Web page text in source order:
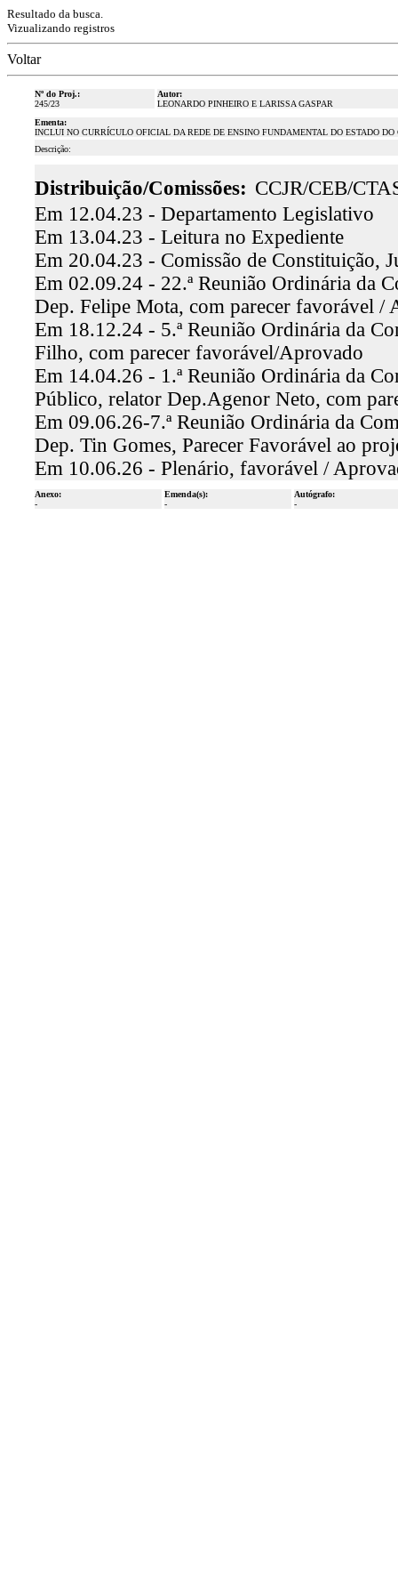
Resultado da busca.
Vizualizando registros
Voltar
Nº do Proj.:
245/23
Autor:
LEONARDO PINHEIRO E LARISSA GASPAR
Ementa:
INCLUI NO CURRÍCULO OFICIAL DA REDE DE ENSINO FUNDAMENTAL DO ESTADO
Descrição:
Distribuição/Comissões: CCJR/CEB/
Em 12.04.23 - Departamento Legislativo
Em 13.04.23 - Leitura no Expediente
Em 20.04.23 - Comissão de Constituição,
Em 02.09.24 - 22.ª Reunião Ordinária da
Dep. Felipe Mota, com parecer favorável /
Em 18.12.24 - 5.ª Reunião Ordinária da
Filho, com parecer favorável/Aprovado
Em 14.04.26 - 1.ª Reunião Ordinária da
Público, relator Dep.Agenor Neto, com
Em 09.06.26-7.ª Reunião Ordinária da
Dep. Tin Gomes, Parecer Favorável ao
Em 10.06.26 - Plenário, favorável /
Anexo:
-
Emenda(s):
-
Autógrafo:
-